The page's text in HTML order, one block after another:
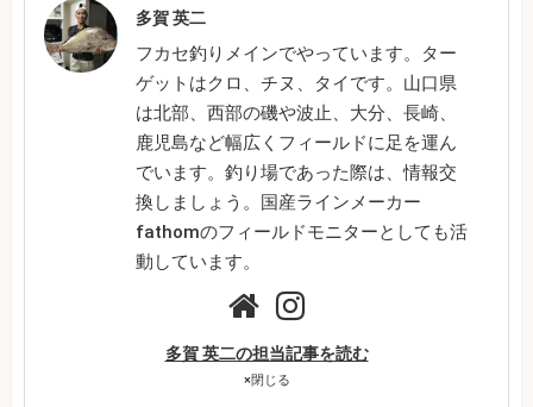
多賀 英二
フカセ釣りメインでやっています。ター
ゲットはクロ、チヌ、タイです。山口県
は北部、西部の磯や波止、大分、長崎、
鹿児島など幅広くフィールドに足を運ん
でいます。釣り場であった際は、情報交
換しましょう。国産ラインメーカー
fathomのフィールドモニターとしても活
動しています。
多賀 英二の担当記事を読む
×閉じる